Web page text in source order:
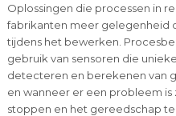
Oplossingen die processen in
fabrikanten meer gelegenheid
tijdens het bewerken.
gebruik van sensoren die
detecteren en berekenen van
en wanneer er een probleem
stoppen en het gereedschap